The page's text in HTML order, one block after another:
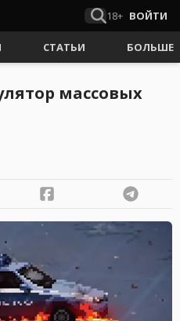
18+ ВОЙТИ
СТАТЬИ БОЛЬШЕ
массовых